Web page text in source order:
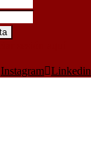
Instagram Linkedin